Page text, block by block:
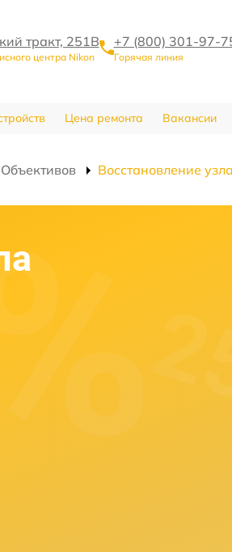
тракт, 251В
центра Nikon
+7 (800) 301-97-
Горячая линия
Цена ремонта Вакансии
Восстановление